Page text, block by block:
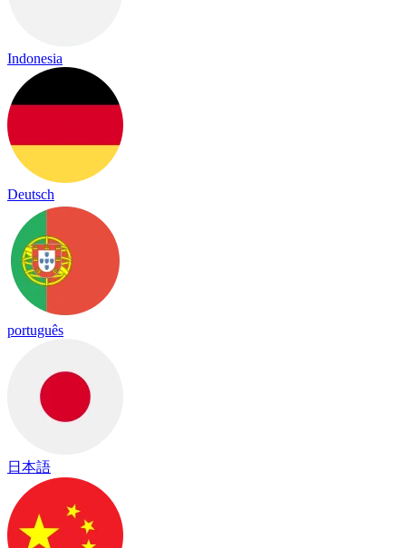
Indonesia
Deutsch
português
日本語